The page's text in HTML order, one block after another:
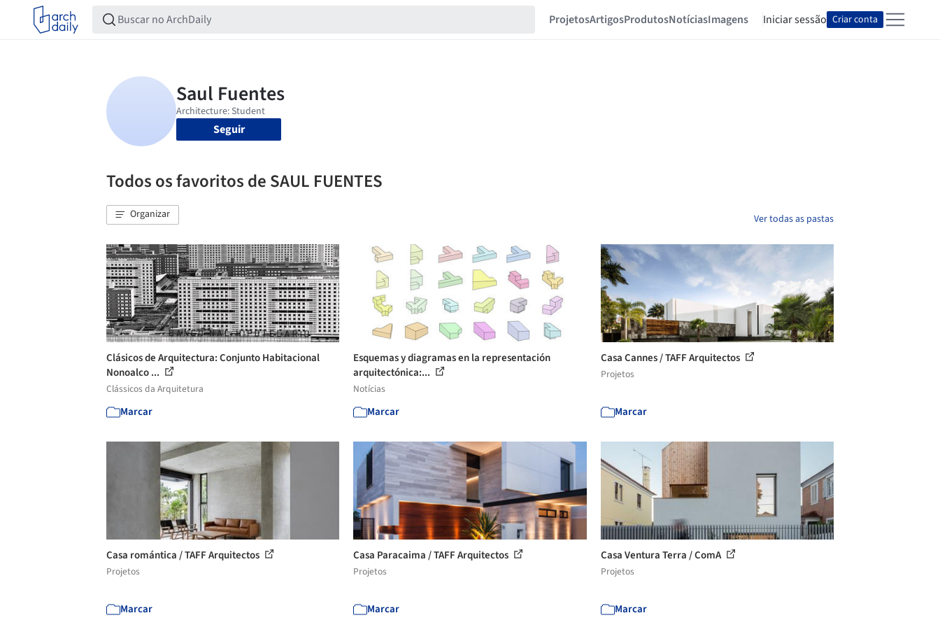
ProjetosArtigosProdutosNotíciasImagens Iniciar sessão Criar conta
Seguir
Todos os favoritos de SAUL FUENTES
Organizar Ver todas as pastas
Clásicos de Arquitectura: Conjunto Habitacional
Nonoalco ...
Clássicos da Arquitetura
Marcar
Esquemas y diagramas en la representación
arquitectónica:...
Notícias
Marcar
Casa Cannes / TAFF Arquitectos
Projetos
Marcar
Casa romántica / TAFF Arquitectos
Projetos
Marcar
Casa Paracaima / TAFF Arquitectos
Projetos
Marcar
Casa Ventura Terra / ComA
Projetos
Marcar